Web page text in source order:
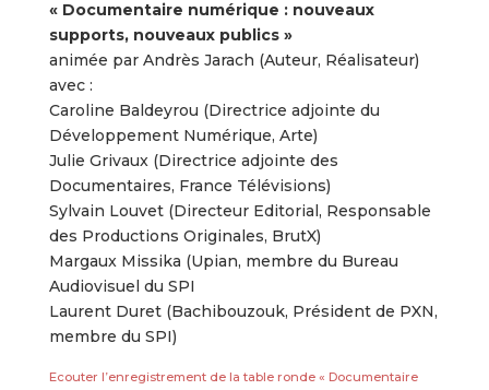
« Documentaire numérique : nouveaux
supports, nouveaux publics »
animée par Andrès Jarach (Auteur, Réalisateur)
avec :
Caroline Baldeyrou (Directrice adjointe du
Développement Numérique, Arte)
Julie Grivaux (Directrice adjointe des
Documentaires, France Télévisions)
Sylvain Louvet (Directeur Editorial, Responsable
des Productions Originales, BrutX)
Margaux Missika (Upian, membre du Bureau
Audiovisuel du SPI
Laurent Duret (Bachibouzouk, Président de PXN,
membre du SPI)
Ecouter l’enregistrement de la table ronde « Documentaire